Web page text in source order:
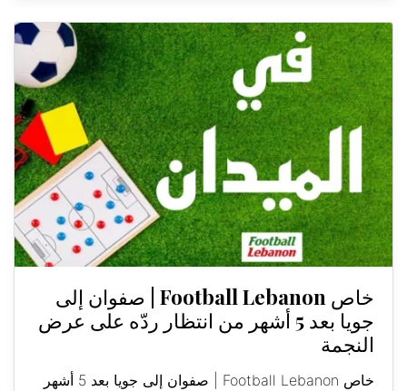
خاص Football Lebanon | صفوان إلى
جويا بعد 5 أشهر من انتظار ردّه على عرض
النجمة
خاص Football Lebanon | صفوان إلى جويا بعد 5 أشهر